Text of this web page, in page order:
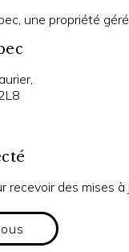
une propriété
recevoir des mises